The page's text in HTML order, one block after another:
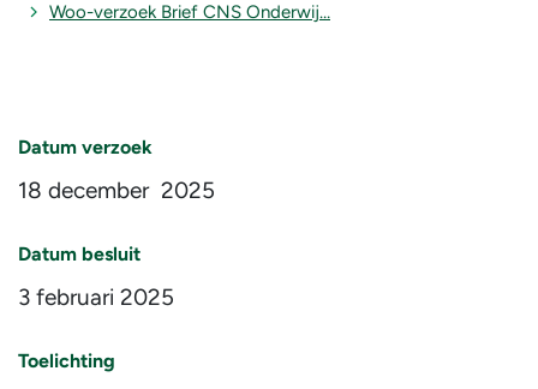
Woo-verzoek Brief CNS Onderwij…
Datum verzoek
18 december 2025
Datum besluit
3 februari 2025
Toelichting